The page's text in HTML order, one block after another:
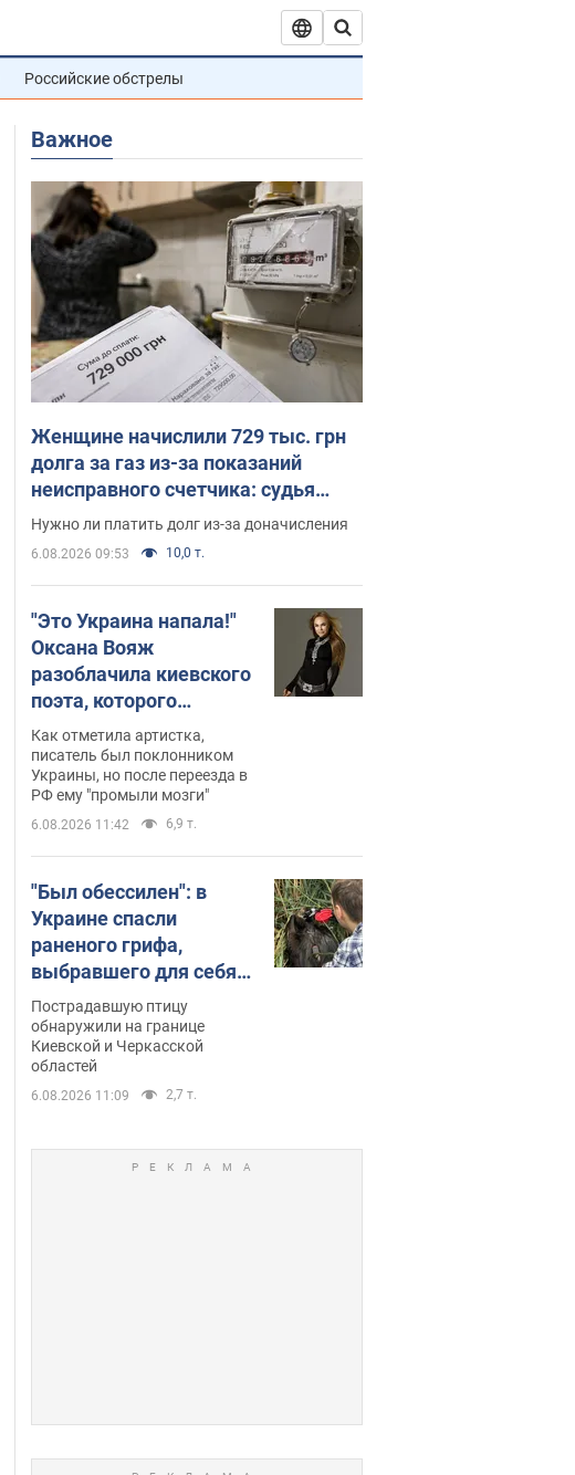
Российские обстрелы
Важное
Женщине начислили 729 тыс. грн
долга за газ из-за показаний
неисправного счетчика: судья
вынес неожиданное решение
Нужно ли платить долг из-за доначисления
6.08.2026 09:53 10,0 т.
"Это Украина напала!"
Оксана Вояж
разоблачила киевского
поэта, которого
"зазомбировали": он
даже русского не знал,
а теперь хочет
геноцида украинцев
Как отметила артистка,
писатель был поклонником
Украины, но после переезда в
РФ ему "промыли мозги"
6.08.2026 11:42 6,9 т.
"Был обессилен": в
Украине спасли
раненого грифа,
выбравшего для себя
нетипичный маршрут.
Фото
Пострадавшую птицу
обнаружили на границе
Киевской и Черкасской
областей
6.08.2026 11:09 2,7 т.